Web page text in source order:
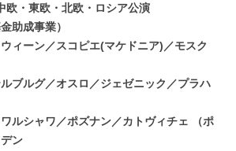
東欧・北欧・ロシア公演
成事業）
ーン／スコピエ(マケドニア)／モスク
ルグ／オスロ／ジェゼニック／プラハ
シャワ／ポズナン／カトヴィチェ （ポ
ン